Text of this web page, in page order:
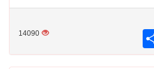
14090